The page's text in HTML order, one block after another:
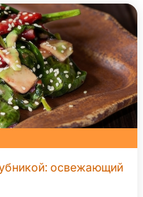
освежающий